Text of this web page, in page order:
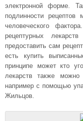
электронной форме.
подлинности
человеческого
рецептурных
предоставить сам
есть купить
принципе может кто
лекарств также можно
например с помощью
Жильцов.